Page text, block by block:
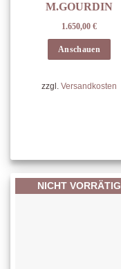
M.GOURDIN
1.650,00 €
Anschauen
zzgl. Versandkosten
NICHT VORRÄTIG